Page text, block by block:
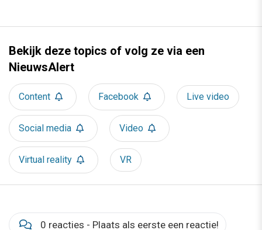
Bekijk deze topics of volg ze via een
NieuwsAlert
Content Facebook Live video
Social media Video
Virtual reality VR
0 reacties - Plaats als eerste een reactie!